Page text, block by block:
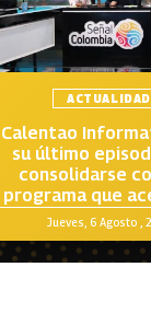
ACTUALIDAD
Jueves, 6 Agosto ,
su último
consolidarse
programa que
voces y los
Colombia